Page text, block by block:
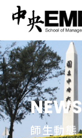
NEWS
師生動態